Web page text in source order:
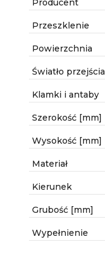
Producent
Przeszklenie
Powierzchnia
Światło przejścia
Klamki i antaby
Szerokość [mm]
Wysokość [mm]
Materiał
Kierunek
Grubość [mm]
Wypełnienie